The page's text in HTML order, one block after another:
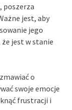
poszerza
jest, aby
jego
jest w stanie
o
swoje emocje
frustracji i